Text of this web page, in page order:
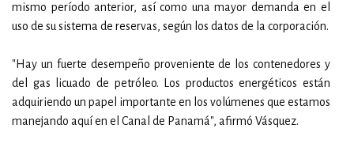
mismo período anterior, así como una mayor demanda en el
uso de su sistema de reservas, según los datos de la corporación.
"Hay un fuerte desempeño proveniente de los contenedores y
del gas licuado de petróleo. Los productos energéticos están
adquiriendo un papel importante en los volúmenes que estamos
manejando aquí en el Canal de Panamá", afirmó Vásquez.